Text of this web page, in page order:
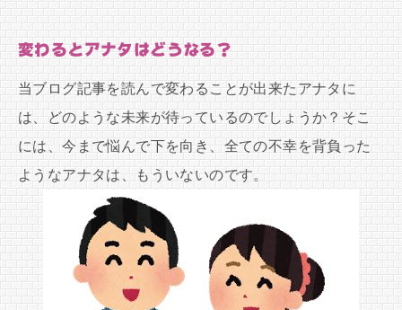
変わるとアナタはどうなる？
当ブログ記事を読んで変わることが出来たアナタに
は、どのような未来が待っているのでしょうか？そこ
には、今まで悩んで下を向き、全ての不幸を背負った
ようなアナタは、もういないのです。